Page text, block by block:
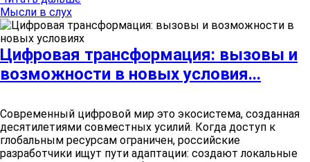
Мысли в слух
Цифровая трансформация: вызовы и
возможности в новых условия...
Современный цифровой мир это экосистема, созданная
десятилетиями совместных усилий. Когда доступ к
глобальным ресурсам ограничен, российские
разработчики ищут пути адаптации: создают локальные